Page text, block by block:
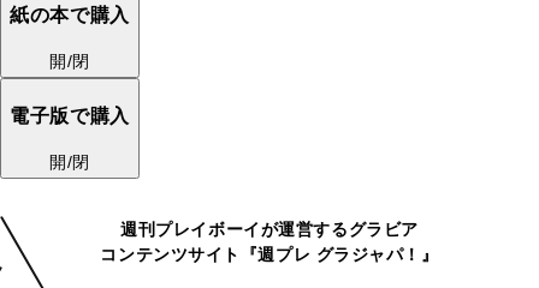
紙の本で購入
開/閉
電子版で購入
開/閉
週刊プレイボーイが運営するグラビア
コンテンツサイト『週プレ グラジャパ！』